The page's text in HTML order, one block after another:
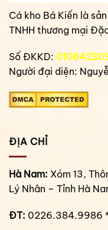
Cá kho Bá Kiến là
TNHH thương mại
Số ĐKKD:
Người đại diện:
ĐỊA CHỈ
Hà Nam: Xóm 13,
Lý Nhân – Tỉnh Hà
ĐT: 0226.384.9986